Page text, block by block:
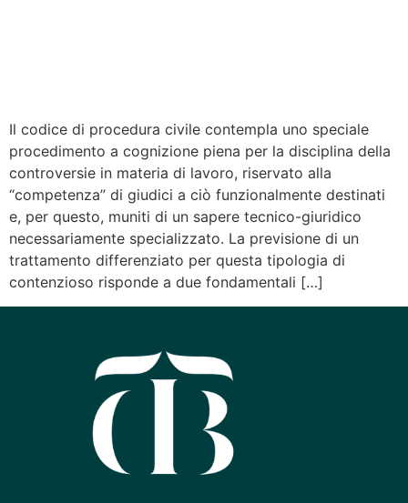
Il codice di procedura civile contempla uno speciale
procedimento a cognizione piena per la disciplina della
controversie in materia di lavoro, riservato alla
“competenza” di giudici a ciò funzionalmente destinati
e, per questo, muniti di un sapere tecnico-giuridico
necessariamente specializzato. La previsione di un
trattamento differenziato per questa tipologia di
contenzioso risponde a due fondamentali […]